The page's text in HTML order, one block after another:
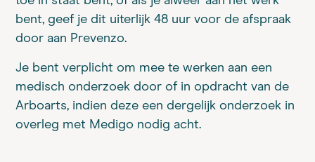
bent, geef je dit uiterlijk 48 uur voor de afspraak
door aan Prevenzo.
Je bent verplicht om mee te werken aan een
medisch onderzoek door of in opdracht van de
Arboarts, indien deze een dergelijk onderzoek in
overleg met Medigo nodig acht.